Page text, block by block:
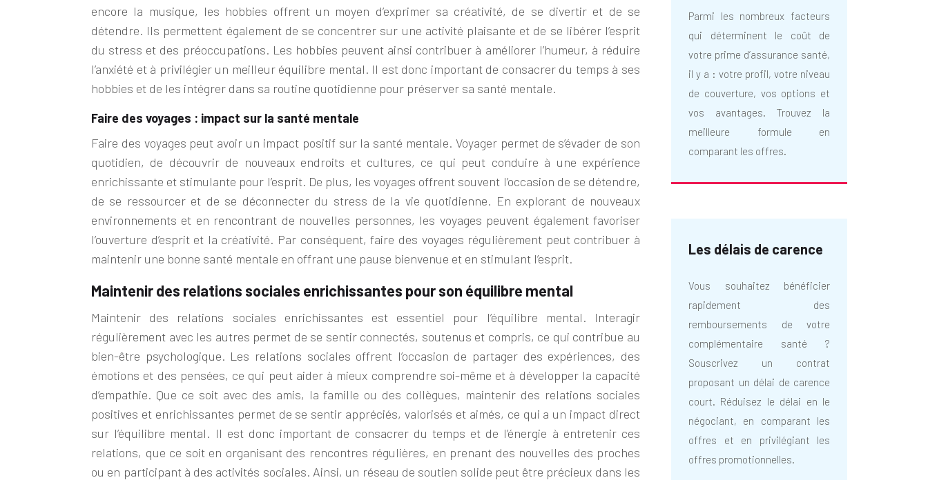
encore la musique, les hobbies offrent un moyen d’exprimer sa créativité, de se divertir et de se
détendre. Ils permettent également de se concentrer sur une activité plaisante et de se libérer l’esprit
du stress et des préoccupations. Les hobbies peuvent ainsi contribuer à améliorer l’humeur, à réduire
l’anxiété et à privilégier un meilleur équilibre mental. Il est donc important de consacrer du temps à ses
hobbies et de les intégrer dans sa routine quotidienne pour préserver sa santé mentale.
Faire des voyages : impact sur la santé mentale
Faire des voyages peut avoir un impact positif sur la santé mentale. Voyager permet de s’évader de son
quotidien, de découvrir de nouveaux endroits et cultures, ce qui peut conduire à une expérience
enrichissante et stimulante pour l’esprit. De plus, les voyages offrent souvent l’occasion de se détendre,
de se ressourcer et de se déconnecter du stress de la vie quotidienne. En explorant de nouveaux
environnements et en rencontrant de nouvelles personnes, les voyages peuvent également favoriser
l’ouverture d’esprit et la créativité. Par conséquent, faire des voyages régulièrement peut contribuer à
maintenir une bonne santé mentale en offrant une pause bienvenue et en stimulant l’esprit.
Maintenir des relations sociales enrichissantes pour son équilibre mental
Maintenir des relations sociales enrichissantes est essentiel pour l’équilibre mental. Interagir
régulièrement avec les autres permet de se sentir connectés, soutenus et compris, ce qui contribue au
bien-être psychologique. Les relations sociales offrent l’occasion de partager des expériences, des
émotions et des pensées, ce qui peut aider à mieux comprendre soi-même et à développer la capacité
d’empathie. Que ce soit avec des amis, la famille ou des collègues, maintenir des relations sociales
positives et enrichissantes permet de se sentir appréciés, valorisés et aimés, ce qui a un impact direct
sur l’équilibre mental. Il est donc important de consacrer du temps et de l’énergie à entretenir ces
relations, que ce soit en organisant des rencontres régulières, en prenant des nouvelles des proches
ou en participant à des activités sociales. Ainsi, un réseau de soutien solide peut être précieux dans les
Parmi les nombreux facteurs
qui déterminent le coût de
votre prime d’assurance santé,
il y a : votre profil, votre niveau
de couverture, vos options et
vos avantages. Trouvez la
meilleure formule en
comparant les offres.
Les délais de carence
Vous souhaitez bénéficier
rapidement des
remboursements de votre
complémentaire santé ?
Souscrivez un contrat
proposant un délai de carence
court. Réduisez le délai en le
négociant, en comparant les
offres et en privilégiant les
offres promotionnelles.